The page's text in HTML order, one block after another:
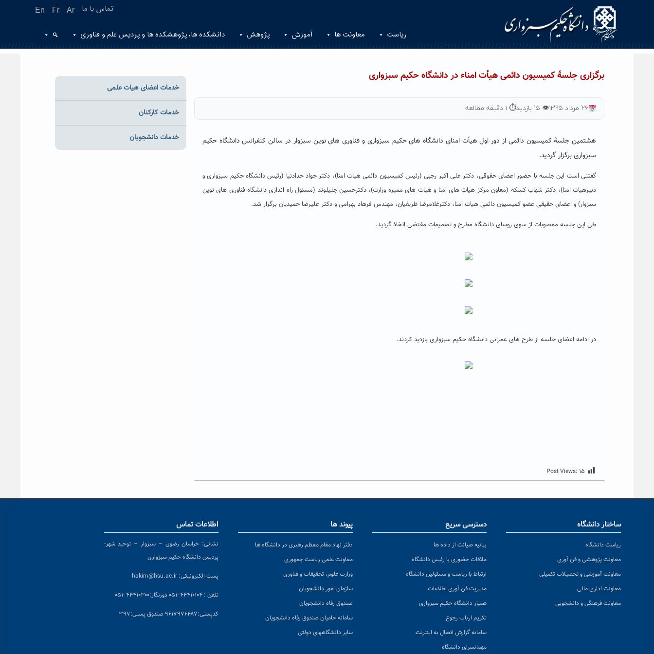
En Fr Ar تماس با ما
ریاست معاونت ها آموزش پژوهش دانشکده ها، پژوهشکده ها و پردیس علم و فناوری
برگزاری جلسۀ کمیسیون دائمی هیأت امناء در دانشگاه حکیم سبزواری
۲۶ مرداد ۱۳۹۵ 👁 ۱۵ بازدید ⏱ ۱ دقیقه مطالعه
هشتمین جلسۀ کمیسیون دائمی از دور اول هیأت امنای دانشگاه های حکیم سبزواری و فناوری های نوین سبزوار در سالن کنفرانس دانشگاه حکیم
سبزواری برگزار گردید.
گفتنی است این جلسه با حضور اعضای حقوقی، دکتر علی اکبر رجبی (رئیس کمیسیون دائمی هیات امنا)، دکتر جواد حدادنیا (رئیس دانشگاه حکیم سبزواری و
دبیرهیات امنا)، دکتر شهاب کسکه (معاون مرکز هیات های امنا و هیات های ممیزه وزارت)، دکترحسین جلیلوند (مسئول راه اندازی دانشگاه فناوری های نوین
سبزوار) و اعضای حقیقی عضو کمیسیون دائمی هیات امنا، دکترغلامرضا ظریفیان، مهندس فرهاد بهرامی و دکتر علیرضا حمیدیان برگزار شد.
طی این جلسه ممصوبات از سوی روسای دانشگاه مطرح و تصمیمات مقتضی اتخاذ گردید.
در ادامه اعضای جلسه از طرح های عمرانی دانشگاه حکیم سبزواری بازدید کردند.
Post Views: ۱۵
خدمات اعضای هیات علمی
خدمات کارکنان
خدمات دانشجویان
ساختار دانشگاه
ریاست دانشگاه
معاونت پژوهشی و فن آوری
معاونت آموزشی و تحصیلات تکمیلی
معاونت اداری مالی
معاونت فرهنگی و دانشجویی
دسترسی سریع
بیانیه صیانت از داده ها
ملاقات حضوری با رئیس دانشگاه
ارتباط با ریاست و مسئولین دانشگاه
مدیریت فن آوری اطلاعات
همیار دانشگاه حکیم سبزواری
تکریم ارباب رجوع
سامانه گزارش اتصال به اینترنت
مهمانسرای دانشگاه
پیوند ها
دفتر نهاد مقام معظم رهبری در دانشگاه ها
معاونت علمی ریاست جمهوری
وزارت علوم، تحقیقات و فناوری
سازمان امور دانشجویان
صندوق رفاه دانشجویان
سامانه حامیان صندوق رفاه دانشجویان
سایر دانشگاههای دولتی
اطلاعات تماس
نشانی: خراسان رضوی – سبزوار – توحید شهر-
پردیس دانشگاه حکیم سبزواری
پست الکترونیکی: hakim@hsu.ac.ir
تلفن : ۴۴۴۱۰۱۰۴ -۰۵۱ دورنگار:۴۴۴۱۰۳۰۰ -۰۵۱
کدپستی:۹۶۱۷۹۷۶۴۸۷ صندوق پستی:۳۹۷